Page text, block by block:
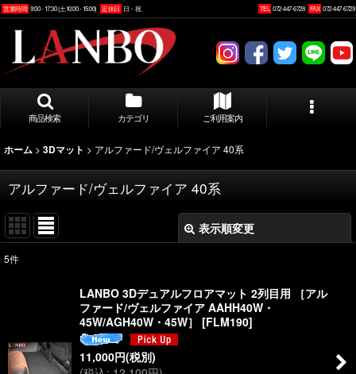
営業時間 9:00 - 17:30 (土10:00 - 15:00) 定休日 日・祝 TEL 072-447-6728 FAX 072-447-6729
商品検索 カテゴリ ご利用案内
ホーム > 3Dマット > アルファード/ヴェルファイア 40系
アルファード/ヴェルファイア 40系
表示順変更
5件
LANBO 3Dデュアルフロアマット 2列目用 ［アル
ファード/ヴェルファイア AAHH40W・
45W/AGH40W・45W］
[FLM190]
11,000円(税別)